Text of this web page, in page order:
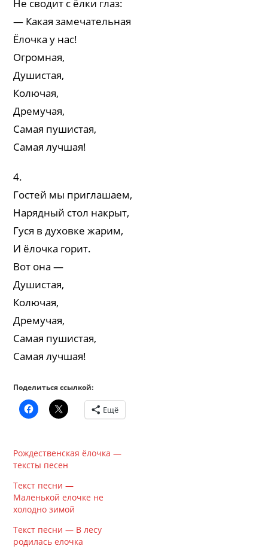
Не сводит с ёлки глаз:
— Какая замечательная
Ёлочка у нас!
Огромная,
Душистая,
Колючая,
Дремучая,
Самая пушистая,
Самая лучшая!
4.
Гостей мы приглашаем,
Нарядный стол накрыт,
Гуся в духовке жарим,
И ёлочка горит.
Вот она —
Душистая,
Колючая,
Дремучая,
Самая пушистая,
Самая лучшая!
Поделиться ссылкой:
Ещё
Рождественская ёлочка —
тексты песен
Текст песни —
Маленькой елочке не
холодно зимой
Текст песни — В лесу
родилась елочка